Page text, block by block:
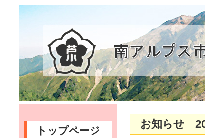
トップページ
お知らせ